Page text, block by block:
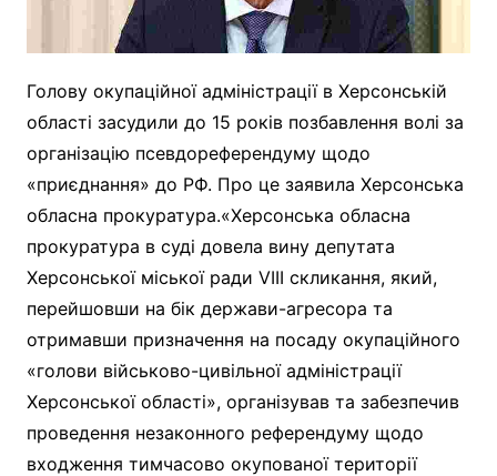
Голову окупаційної адміністрації в Херсонській
області засудили до 15 років позбавлення волі за
організацію псевдореферендуму щодо
«приєднання» до РФ. Про це заявила Херсонська
обласна прокуратура.«Херсонська обласна
прокуратура в суді довела вину депутата
Херсонської міської ради VIII скликання, який,
перейшовши на бік держави-агресора та
отримавши призначення на посаду окупаційного
«голови військово-цивільної адміністрації
Херсонської області», організував та забезпечив
проведення незаконного референдуму щодо
входження тимчасово окупованої території